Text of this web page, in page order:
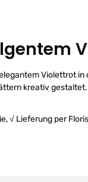
Violettrot
kreativ
√ Lieferung per